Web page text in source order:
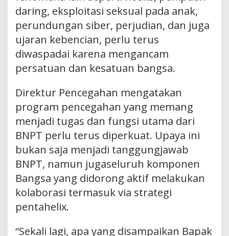
daring, eksploitasi seksual pada anak,
perundungan siber, perjudian, dan juga
ujaran kebencian, perlu terus
diwaspadai karena mengancam
persatuan dan kesatuan bangsa.
Direktur Pencegahan mengatakan
program pencegahan yang memang
menjadi tugas dan fungsi utama dari
BNPT perlu terus diperkuat. Upaya ini
bukan saja menjadi tanggungjawab
BNPT, namun jugaseluruh komponen
Bangsa yang didorong aktif melakukan
kolaborasi termasuk via strategi
pentahelix.
“Sekali lagi, apa yang disampaikan Bapak